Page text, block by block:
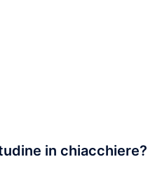
in chiacchiere?